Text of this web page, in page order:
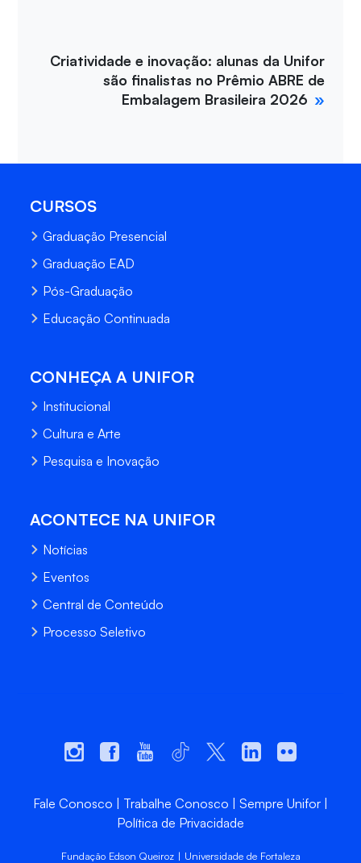
Criatividade e inovação: alunas da Unifor
são finalistas no Prêmio ABRE de
Embalagem Brasileira 2026
CURSOS
Graduação Presencial
Graduação EAD
Pós-Graduação
Educação Continuada
CONHEÇA A UNIFOR
Institucional
Cultura e Arte
Pesquisa e Inovação
ACONTECE NA UNIFOR
Notícias
Eventos
Central de Conteúdo
Processo Seletivo
Fale Conosco Trabalhe Conosco
Sempre Unifor
Política de Privacidade
Fundação Edson Queiroz | Universidade de Fortaleza